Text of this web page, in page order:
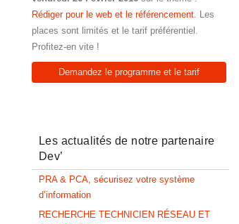
Rédiger pour le web et le référencement. Les
places sont limités et le tarif préférentiel.
Profitez-en vite !
Demandez le programme et le tarif
Les actualités de notre partenaire
Dev’
PRA & PCA, sécurisez votre système
d’information
RECHERCHE TECHNICIEN RÉSEAU ET